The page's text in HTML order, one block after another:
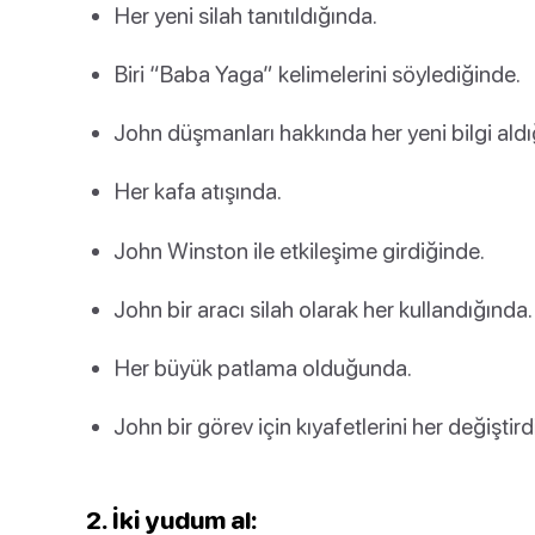
Her yeni silah tanıtıldığında.
Biri “Baba Yaga” kelimelerini söylediğinde.
John düşmanları hakkında her yeni bilgi
Her kafa atışında.
John Winston ile etkileşime girdiğinde.
John bir aracı silah olarak her kullandığında.
Her büyük patlama olduğunda.
John bir görev için kıyafetlerini her
2. İki yudum al: